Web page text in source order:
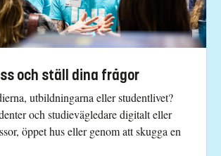
och ställ dina frågor
utbildningarna eller studentlivet?
och studievägledare digitalt eller
öppet hus eller genom att skugga en